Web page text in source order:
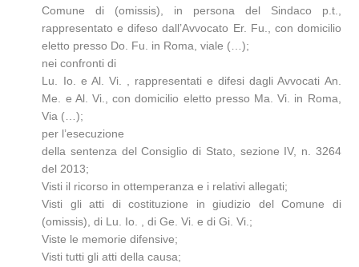
Comune di (omissis), in persona del Sindaco p.t.,
rappresentato e difeso dall’Avvocato Er. Fu., con domicilio
eletto presso Do. Fu. in Roma, viale (…);
nei confronti di
Lu. Io. e Al. Vi. , rappresentati e difesi dagli Avvocati An.
Me. e Al. Vi., con domicilio eletto presso Ma. Vi. in Roma,
Via (…);
per l’esecuzione
della sentenza del Consiglio di Stato, sezione IV, n. 3264
del 2013;
Visti il ricorso in ottemperanza e i relativi allegati;
Visti gli atti di costituzione in giudizio del Comune di
(omissis), di Lu. Io. , di Ge. Vi. e di Gi. Vi.;
Viste le memorie difensive;
Visti tutti gli atti della causa;